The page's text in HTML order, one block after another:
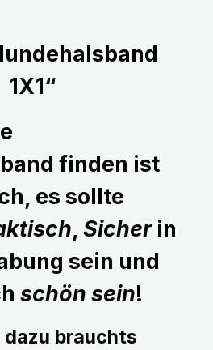
1X1“
finden ist
es sollte
, Sicherin
sein und
schön sein!
brauchts